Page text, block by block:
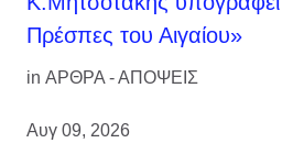
Πρέσπες του Αιγαίου»
in ΑΡΘΡΑ - ΑΠΟΨΕΙΣ
Αυγ 09, 2026